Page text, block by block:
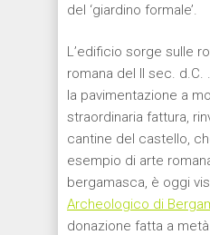
del ‘giardino formale’.
L’edificio sorge sulle
romana del II sec.
la pavimentazione a
straordinaria fattura,
cantine del castello,
esempio di arte
bergamasca, è oggi
Archeologico di
donazione fatta a